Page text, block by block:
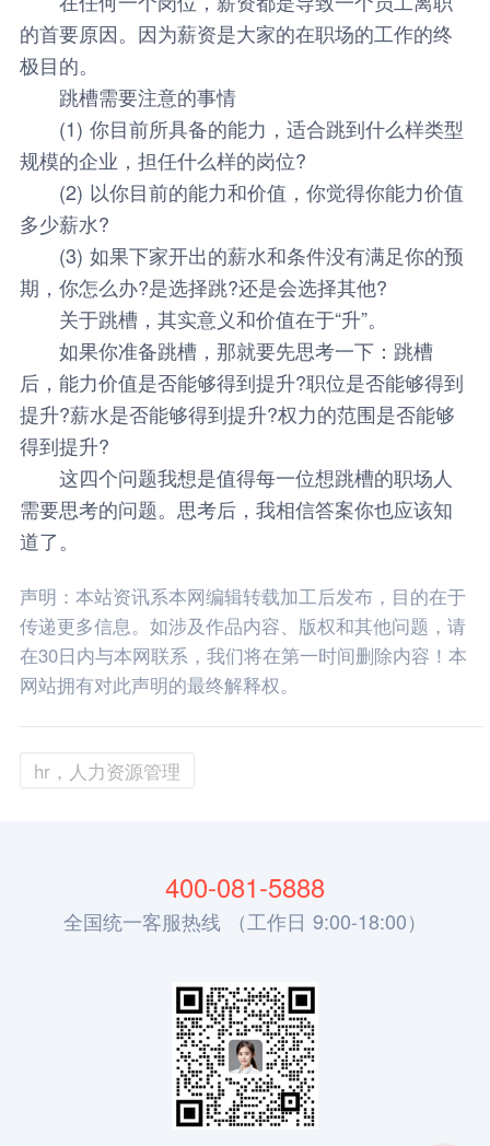
的首要原因。因为薪资是大家的在职场的工作的终
极目的。
跳槽需要注意的事情
(1) 你目前所具备的能力，适合跳到什么样类型
规模的企业，担任什么样的岗位?
(2) 以你目前的能力和价值，你觉得你能力价值
多少薪水?
(3) 如果下家开出的薪水和条件没有满足你的预
期，你怎么办?是选择跳?还是会选择其他?
关于跳槽，其实意义和价值在于“升”。
如果你准备跳槽，那就要先思考一下：跳槽
后，能力价值是否能够得到提升?职位是否能够得到
提升?薪水是否能够得到提升?权力的范围是否能够
得到提升?
这四个问题我想是值得每一位想跳槽的职场人
需要思考的问题。思考后，我相信答案你也应该知
道了。
声明：本站资讯系本网编辑转载加工后发布，目的在于
传递更多信息。如涉及作品内容、版权和其他问题，请
在30日内与本网联系，我们将在第一时间删除内容！本
网站拥有对此声明的最终解释权。
hr，人力资源管理
400-081-5888
全国统一客服热线 （工作日 9:00-18:00）